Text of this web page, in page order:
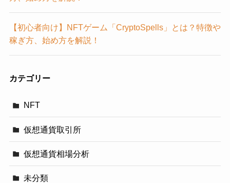
【初心者向け】NFTゲーム「CryptoSpells」とは？特徴や
稼ぎ方、始め方を解説！
カテゴリー
NFT
仮想通貨取引所
仮想通貨相場分析
未分類